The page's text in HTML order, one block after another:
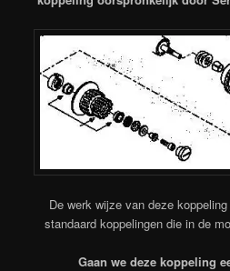
De werk wijze van deze
standaard koppelingen die in de
Gaan we deze koppeling